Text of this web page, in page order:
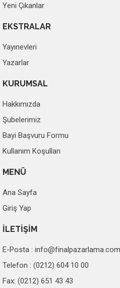
Yeni Çıkanlar
EKSTRALAR
Yayınevleri
Yazarlar
KURUMSAL
Hakkımızda
Şubelerimiz
Bayi Başvuru Formu
Kullanım Koşulları
MENÜ
Ana Sayfa
Giriş Yap
İLETİŞİM
E-Posta : info@finalpazarlama.com
Telefon : (0212) 604 10 00
Fax: (0212) 651 43 43